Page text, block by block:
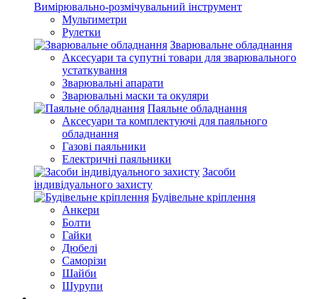
Вимірювально-розмічувальний інструмент
Мультиметри
Рулетки
Зварювальне обладнання
Аксесуари та супутні товари для зварювального
устаткування
Зварювальні апарати
Зварювальні маски та окуляри
Паяльне обладнання
Аксесуари та комплектуючі для паяльного
обладнання
Газові паяльники
Електричні паяльники
Засоби
індивідуального захисту
Будівельне кріплення
Анкери
Болти
Гайки
Дюбелі
Саморізи
Шайби
Шурупи